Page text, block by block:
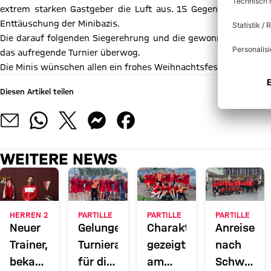
extrem starken Gastgeber die Luft aus. 15 Gegentore, nur
Enttäuschung der Minibazis.
Die darauf folgenden Siegerehrung und die gewonnen
das aufregende Turnier überwog.
Die Minis wünschen allen ein frohes Weihnachtsfest und einen
Diesen Artikel teilen
WEITERE NEWS
HERREN 2
Neuer
Trainer,
bekanntes
PARTILLE
Gelungener
Turnierauftakt
für die
PARTILLE
Charakter
gezeigt
am
PARTILLE
Anreise
nach
Schweden